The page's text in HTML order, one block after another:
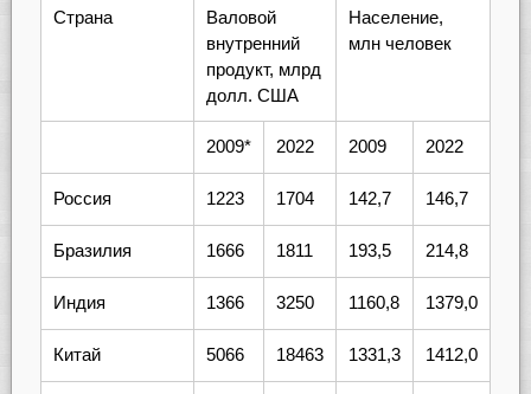
Страна
Валовой
внутренний
продукт, млрд
долл. США
Население,
млн человек
2009* 2022 2009 2022
Россия 1223 1704 142,7 146,7
Бразилия 1666 1811 193,5 214,8
Индия 1366 3250 1160,8 1379,0
Китай 5066 18463 1331,3 1412,0